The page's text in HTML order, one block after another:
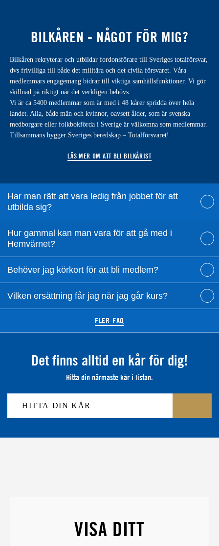
BILKÅREN - NÅGOT FÖR MIG?
Bilkåren rekryterar och utbildar fordonsförare till Sveriges totalförsvar,
dvs frivilliga till både det militära och det civila försvaret. Våra
medlemmars engagemang bidrar till viktiga samhällsfunktioner. Vi gör
skillnad på riktigt när det verkligen behövs.
Vi är ca 5400 medlemmar som är med i 48 kårer spridda över hela
landet. Alla, både män och kvinnor, oavsett ålder, som är svenska
medborgare eller folkbokförda i Sverige är välkomna som medlemmar.
Tillsammans bygger Sveriges beredskap – Totalförsvaret!
LÄS MER OM ATT BLI BILKÅRIST
Har man rätt att vara ledig från jobbet för att
utbilda sig?
Hur gammal kan man vara för att gå med i
Hemvärnet?
Behöver jag körkort för att bli medlem?
Vilken ersättning får jag när jag går kurs?
FLER FAQ
Det finns alltid en kår för dig!
Hitta din närmaste kår i listan.
VISA DITT